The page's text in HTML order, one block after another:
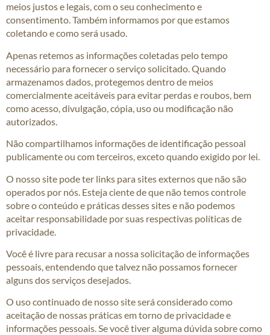
meios justos e legais, com o seu conhecimento e
consentimento. Também informamos por que estamos
coletando e como será usado.
Apenas retemos as informações coletadas pelo tempo
necessário para fornecer o serviço solicitado. Quando
armazenamos dados, protegemos dentro de meios
comercialmente aceitáveis ​​para evitar perdas e roubos, bem
como acesso, divulgação, cópia, uso ou modificação não
autorizados.
Não compartilhamos informações de identificação pessoal
publicamente ou com terceiros, exceto quando exigido por lei.
O nosso site pode ter links para sites externos que não são
operados por nós. Esteja ciente de que não temos controle
sobre o conteúdo e práticas desses sites e não podemos
aceitar responsabilidade por suas respectivas políticas de
privacidade.
Você é livre para recusar a nossa solicitação de informações
pessoais, entendendo que talvez não possamos fornecer
alguns dos serviços desejados.
O uso continuado de nosso site será considerado como
aceitação de nossas práticas em torno de privacidade e
informações pessoais. Se você tiver alguma dúvida sobre como